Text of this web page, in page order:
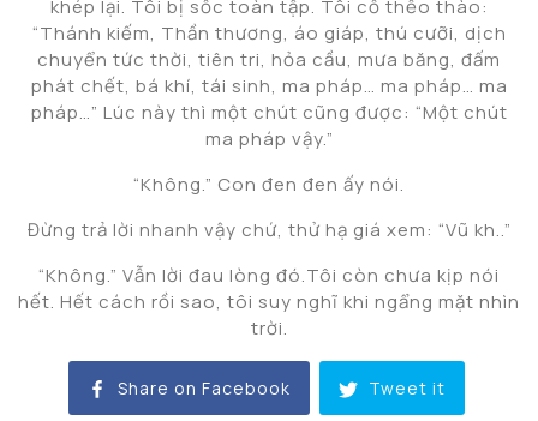
khép lại. Tôi bị sốc toàn tập. Tôi cố thềo thào:
“Thánh kiếm, Thần thương, áo giáp, thú cưỡi, dịch
chuyển tức thời, tiên tri, hỏa cầu, mưa băng, đấm
phát chết, bá khí, tái sinh, ma pháp… ma pháp… ma
pháp…” Lúc này thì một chút cũng được: “Một chút
ma pháp vậy.”
“Không.” Con đen đen ấy nói.
Đừng trả lời nhanh vậy chứ, thử hạ giá xem: “Vũ kh..”
“Không.” Vẫn lời đau lòng đó.Tôi còn chưa kịp nói
hết. Hết cách rồi sao, tôi suy nghĩ khi ngẩng mặt nhìn
trời.
Share on Facebook Tweet it